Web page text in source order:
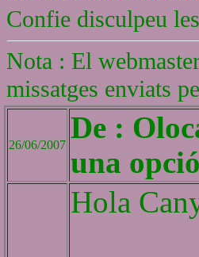
Confie disculpeu
Nota : El
missatges enviats
26/06/2007
De :
una
Hola